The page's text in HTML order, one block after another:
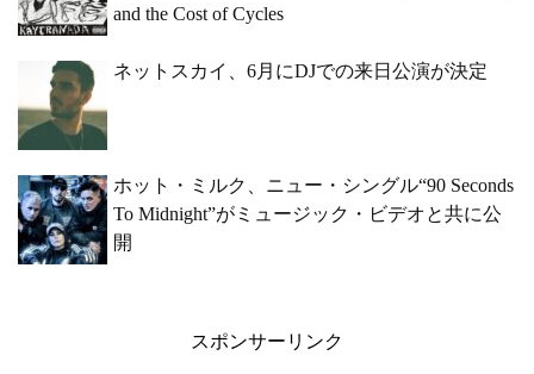
and the Cost of Cycles
ネットスカイ、6月にDJでの来日公演が決定
ホット・ミルク、ニュー・シングル“90 Seconds
To Midnight”がミュージック・ビデオと共に公
開
スポンサーリンク